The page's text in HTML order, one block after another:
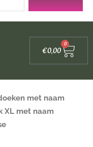
€0,00
0
met naam
XL met naam